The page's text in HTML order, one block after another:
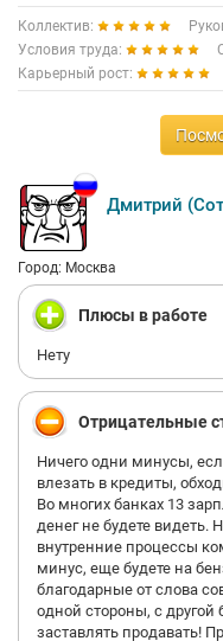
Коллектив:
Условия труда:
Карьерный рост:
Дмитрий
Город: Москва
Плюсы в работе
Нету
Отрицательные
Ничего одни минусы,
влезать в кредиты,
Во многих банках 13
денег не будете видеть.
внутренние процессы
минус, еще будете на
благодарные от слова
одной стороны, с другой
заставлять продавать!